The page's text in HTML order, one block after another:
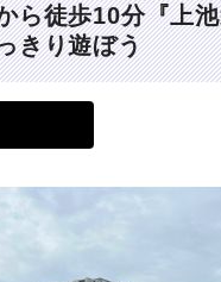
ら徒歩10分『上
きり遊ぼう